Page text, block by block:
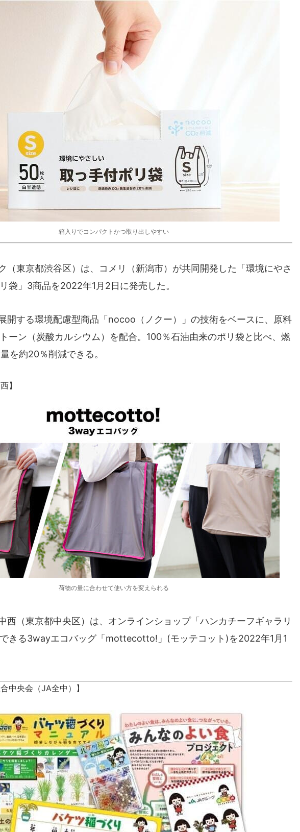
箱入りでコンパクトかつ取り出しやすい
（東京都渋谷区）は、コメリ（新潟市）が共同開発した「環境にやさ
袋」3商品を2022年1月2日に発売した。
開する環境配慮型商品「nocoo（ノクー）」の技術をベースに、原料
ーン（炭酸カルシウム）を配合。100％石油由来のポリ袋と比べ、燃
を約20％削減できる。
】
荷物の量に合わせて使い方を変えられる
西（東京都中央区）は、オンラインショップ「ハンカチーフギャラリ
きる3wayエコバッグ「mottecotto!」(モッテコット)を2022年1月1
中央会（JA全中）】